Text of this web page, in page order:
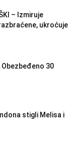
– Izmiruje
ukroćuje
Obezbeđeno 30
stigli Melisa i